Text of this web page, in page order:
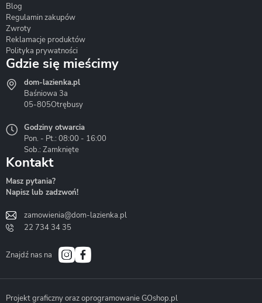
Hydrostop
Liveno
Bath&Spa
Blog
Regulamin zakupów
Zwroty
Reklamacje produktów
Polityka prywatności
Gdzie się mieścimy
dom-lazienka.pl
Baśniowa 3a
05-805Otrębusy
Godziny otwarcia
Pon. - Pt.: 08:00 - 16:00
Sob.: Zamknięte
Kontakt
Masz pytania?
Napisz lub zadzwoń!
zamowienia@dom-lazienka.pl
22 734 34 35
Znajdź nas na
Projekt graficzny oraz oprogramowanie GOshop.pl